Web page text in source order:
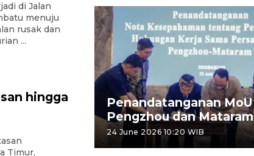
di Jalan
menuju
rusak dan
...
hingga
Timur,
Penandatanganan MoU
Pengzhou dan Mataram
24 June 2026 10:20 WIB